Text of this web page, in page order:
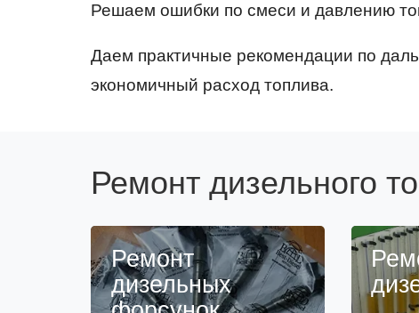
Решаем ошибки по смеси и давлению
Даем практичные рекомендации по
экономичный расход топлива.
Ремонт дизельного
Ремонт
дизельных